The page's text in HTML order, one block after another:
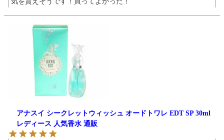
アナスイ シークレットウィッシュ オードトワレ EDT SP 30ml
レディース 人気香水 通販